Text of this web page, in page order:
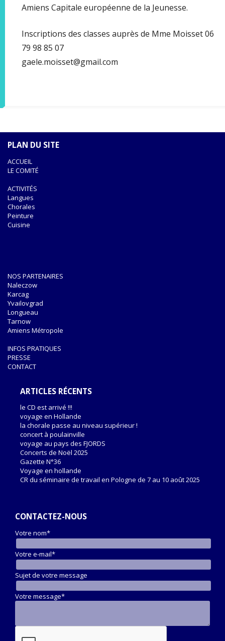
Amiens Capitale européenne de la Jeunesse.
Inscriptions des classes auprès de Mme Moisset 06
79 98 85 07
gaele.moisset@gmail.com
PLAN DU SITE
ACCUEIL
LE COMITÉ
ACTIVITÉS
Langues
Chorales
Peinture
Cuisine
NOS PARTENAIRES
Naleczow
Karcag
Yvailovgrad
Longueau
Tarnow
Amiens Métropole
INFOS PRATIQUES
PRESSE
CONTACT
ARTICLES RÉCENTS
le CD est arrivé !!!
voyage en Hollande
la chorale passe au niveau supérieur !
concert à poulainville
voyage au pays des FJORDS
Concerts de Noël 2025
Gazette N°36
Voyage en hollande
CR du séminaire de travail en Pologne de 7 au 10 août 2025
CONTACTEZ-NOUS
Votre nom*
Votre e-mail*
Sujet de votre message
Votre message*